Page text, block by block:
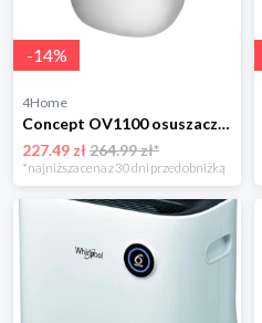
-14%
4Home
Concept OV1100 osuszacz powietrza Perfect Air, biały
227.49 zł264.99 zł*
*najniższa cena z 30 dni przed obniżką